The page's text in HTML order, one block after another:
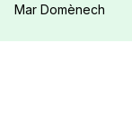
Mar Domènech